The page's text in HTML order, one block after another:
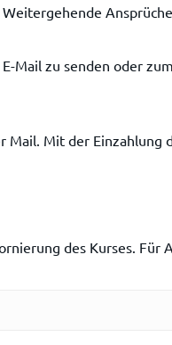
Mail zu senden oder
Mail. Mit der Einzahlung
des Kurses. Für